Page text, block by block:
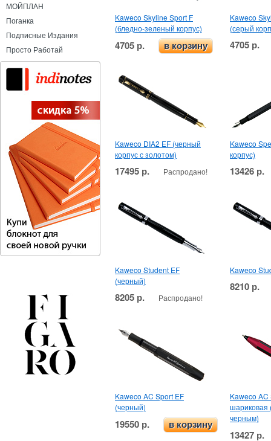
МОЙПЛАН
Поганка
Подписные Издания
Просто Работай
Kaweco Skyline Sport F
(бледно-зеленый корпус)
4705 р. в корзину
Kaweco
(серый
4705 р.
Kaweco DIA2 EF (черный
корпус с золотом)
17495 р. Распродано!
Kaweco
корпус)
13426 р.
Kaweco Student EF
(черный)
8205 р. Распродано!
Kaweco
8210 р.
Kaweco AC Sport EF
(черный)
19550 р. в корзину
Kaweco AC
шариковая
черным)
13427 р.